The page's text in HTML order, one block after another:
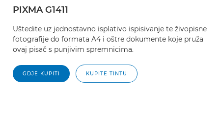
PIXMA G1411
Uštedite uz jednostavno isplativo ispisivanje te živopisne
fotografije do formata A4 i oštre dokumente koje pruža
ovaj pisač s punjivim spremnicima.
GDJE KUPITI KUPITE TINTU